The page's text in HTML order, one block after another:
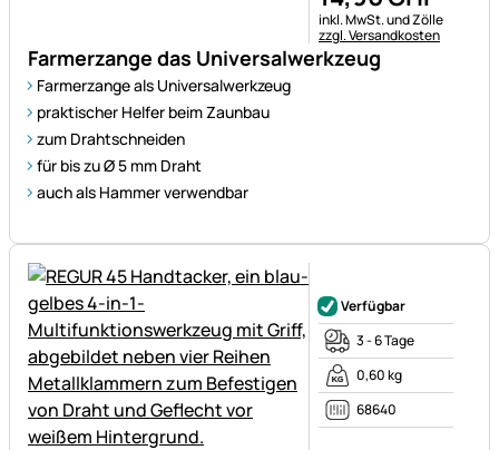
Farmerzange das Universalwerkzeug
Farmerzange als Universalwerkzeug
praktischer Helfer beim Zaunbau
zum Drahtschneiden
für bis zu Ø 5 mm Draht
auch als Hammer verwendbar
Steuerhinweis:
inkl. MwSt. und Zölle
zzgl. Versandkosten
Verfügbar
3 - 6 Tage
0,60 kg
68640